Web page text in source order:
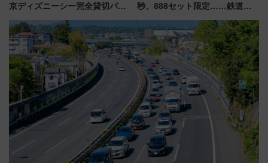
京ディズニーシー完全貸切パー
ーン始まる 条件は「夏の国内
線に2回搭乗」
秒、888セット限定……鉄道各
たち